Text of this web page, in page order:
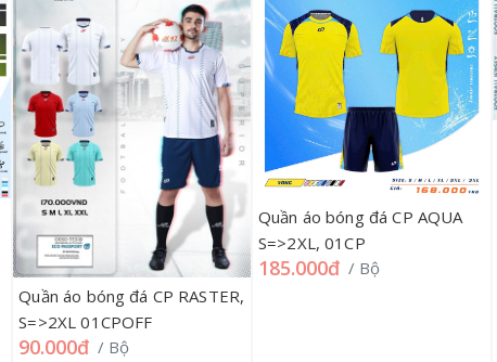
Quần áo bóng đá CP RASTER,
S=>2XL 01CPOFF
90.000đ / Bộ
Quần áo bóng đá CP AQUA
S=>2XL, 01CP
185.000đ / Bộ